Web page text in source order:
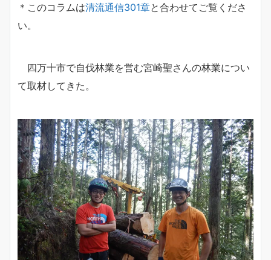
＊このコラムは清流通信301章と合わせてご覧くださ
い。
四万十市で自伐林業を営む宮崎聖さんの林業につい
て取材してきた。